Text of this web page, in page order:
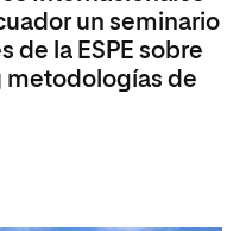
un seminario
de la ESPE sobre
metodologías de